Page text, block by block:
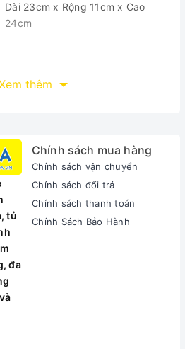
Dài 23cm x Rộng 11cm x Cao
24cm
Elmich HDE-1851 - 4021851
lõi mô tơ được quấn bằng
tăng tuổi thọ sử dụng.
2 bộ que trộn bằng inox không
gọn, vừa tay vô cùng thuận tiện
thêm
tủ
đa
Chính sách mua hàng
Chính sách vận chuyển
Chính sách đổi trả
Chính sách thanh toán
Chính Sách Bảo Hành